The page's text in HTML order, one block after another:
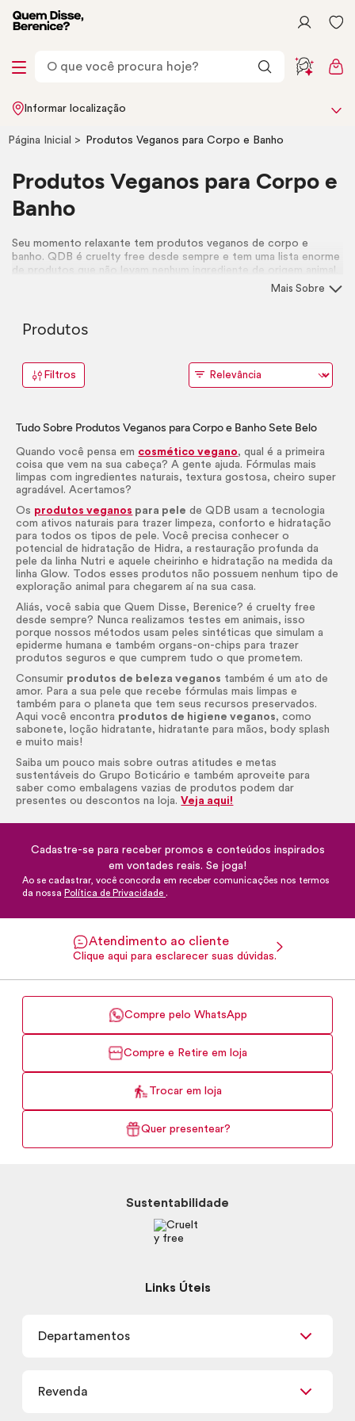
Informar localização
Página Inicial Produtos Veganos para Corpo e Banho
Produtos Veganos para Corpo e
Banho
Seu momento relaxante tem produtos veganos de corpo e
banho. QDB é cruelty free desde sempre e tem uma lista enorme
de produtos que não levam nenhum ingrediente de origem animal.
Mais Sobre
Produtos
Filtros
Tudo Sobre Produtos Veganos para Corpo e Banho Sete Belo
Quando você pensa em cosmético vegano, qual é a primeira
coisa que vem na sua cabeça? A gente ajuda. Fórmulas mais
limpas com ingredientes naturais, textura gostosa, cheiro super
agradável. Acertamos?
Os produtos veganos para pele de QDB usam a tecnologia
com ativos naturais para trazer limpeza, conforto e hidratação
para todos os tipos de pele. Você precisa conhecer o
potencial de hidratação de Hidra, a restauração profunda da
pele da linha Nutri e aquele cheirinho e hidratação na medida da
linhaGlow. Todos esses produtos não possuem nenhum tipo de
exploração animal para chegarem aí na sua casa.
Aliás, você sabia que Quem Disse, Berenice? écruelty free
desde sempre? Nunca realizamos testes em animais, isso
porque nossos métodos usam peles sintéticas que simulam a
epiderme humana e também organs-on-chips para trazer
produtos seguros e que cumprem tudo o que prometem.
Consumir produtos de beleza veganos também é um ato de
amor. Para a sua pele que recebe fórmulas mais limpas e
também para o planeta que tem seus recursos preservados.
Aqui você encontra produtos de higiene veganos, como
sabonete, loção hidratante, hidratante para mãos, bodysplash
e muito mais!
Saiba um pouco mais sobre outras atitudes e metas
sustentáveis do Grupo Boticário e também aproveite para
saber como embalagens vazias de produtos podem dar
presentes ou descontos na loja.Veja aqui!
Cadastre-se para receber promos e conteúdos inspirados
em vontades reais. Se joga!
Ao se cadastrar, você concorda em receber comunicações nos termos
da nossa Política de Privacidade .
Atendimento ao cliente
Clique aqui para esclarecer suas dúvidas.
Compre pelo WhatsApp
Compre e Retire em loja
Trocar em loja
Quer presentear?
Sustentabilidade
Links Úteis
Departamentos
Skincare
Revenda